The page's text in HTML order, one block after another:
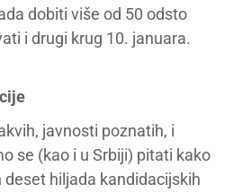
dobiti više od 50 odsto
i drugi krug 10. januara.
javnosti poznatih, i
se (kao i u Srbiji) pitati kako
deset hiljada kandidacijskih